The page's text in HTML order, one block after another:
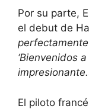
Por su parte,
el debut de
‘Bienvenidos
El piloto